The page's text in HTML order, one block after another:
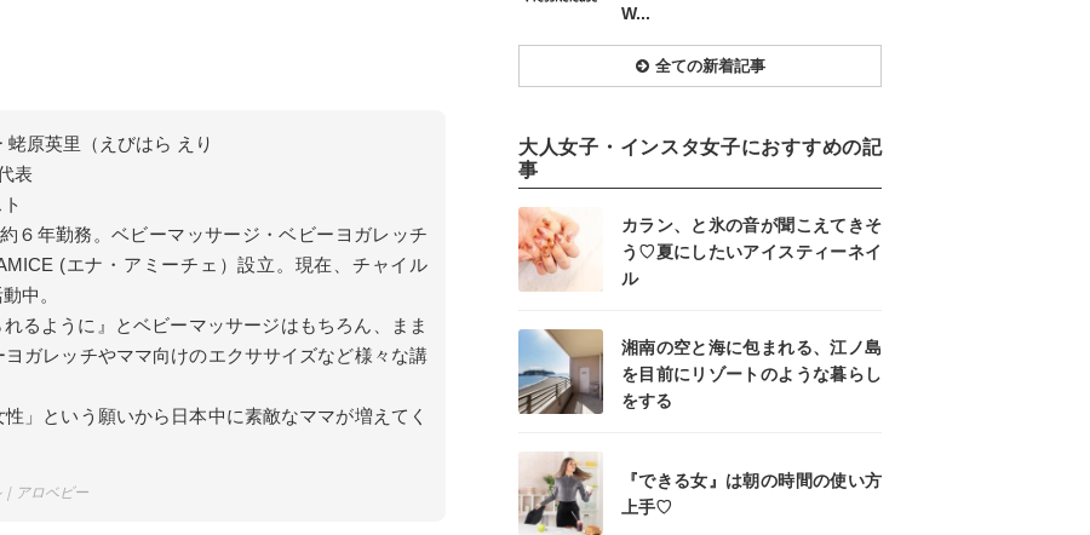
原英里（えびはら えり
表
６年勤務。ベビーマッサージ・ベビーヨガレッチ
(エナ・アミーチェ）設立。現在、チャイル
中。
れるように』とベビーマッサージはもちろん、まま
ガレッチやママ向けのエクササイズなど様々な講
」という願いから日本中に素敵なママが増えてく
アロベビー
W...
全ての新着記事
大人女子・インスタ女子におすすめの記
事
カラン、と氷の音が聞こえてきそ
う♡夏にしたいアイスティーネイ
ル
湘南の空と海に包まれる、江ノ島
を目前にリゾートのような暮らし
をする
『できる女』は朝の時間の使い方
上手♡